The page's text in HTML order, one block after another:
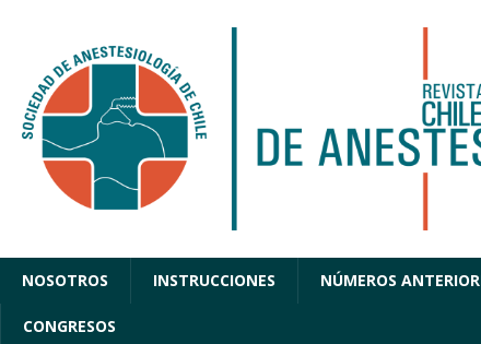
NOSOTROS INSTRUCCIONES NÚMEROS
CONGRESOS